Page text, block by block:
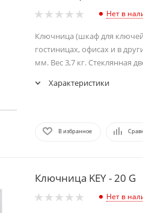
Нет в
Ключница (шкаф для
гостиницах, офисах и в
мм. Вес 3,7 кг. Стеклянная
Характеристики
В избранное
Ключница KEY - 20 G
Нет в